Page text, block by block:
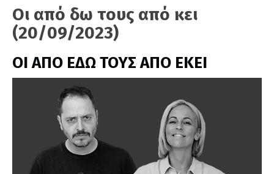
Οι από δω τους από κει
(20/09/2023)
ΟΙ ΑΠΟ ΕΔΩ ΤΟΥΣ ΑΠΟ ΕΚΕΙ